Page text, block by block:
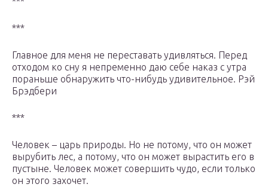
***
Главное для меня не переставать удивляться. Перед
отходом ко сну я непременно даю себе наказ с утра
пораньше обнаружить что-нибудь удивительное. Рэй
Брэдбери
***
Человек – царь природы. Но не потому, что он может
вырубить лес, а потому, что он может вырастить его в
пустыне. Человек может совершить чудо, если только
он этого захочет.